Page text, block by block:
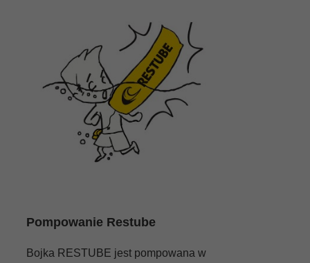
Pompowanie Restube
Bojka RESTUBE jest pompowana w